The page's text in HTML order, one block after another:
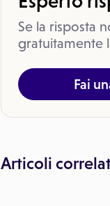
Se la risposta
gratuitamente
Fai
Articoli